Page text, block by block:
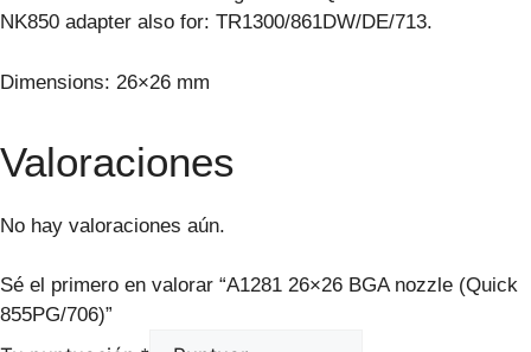
NK850 adapter also for: TR1300/861DW/DE/713.
Dimensions: 26×26 mm
Valoraciones
No hay valoraciones aún.
Sé el primero en valorar “A1281 26×26 BGA nozzle (Quick
855PG/706)”